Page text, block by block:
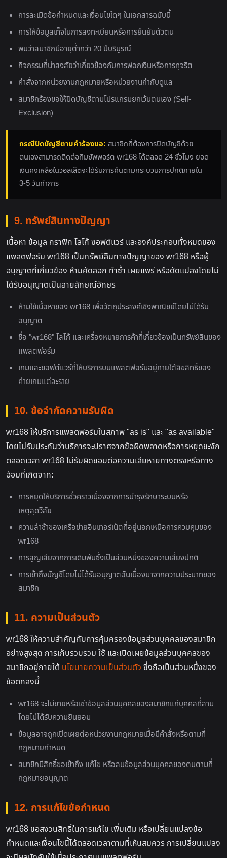
การละเมิดข้อกำหนดและเงื่อนไขใดๆ ในเอกสารฉบับนี้
การให้ข้อมูลเท็จในการลงทะเบียนหรือการยืนยันตัวตน
พบว่าสมาชิกมีอายุต่ำกว่า 20 ปีบริบูรณ์
กิจกรรมที่น่าสงสัยว่าเกี่ยวข้องกับการฟอกเงินหรือการทุจริต
คำสั่งจากหน่วยงานกฎหมายหรือหน่วยงานกำกับดูแล
สมาชิกร้องขอให้ปิดบัญชีตามโปรแกรมยกเว้นตนเอง (Self-
Exclusion)
กรณีปิดบัญชีตามคำร้องขอ: สมาชิกที่ต้องการปิดบัญชีด้วย
ตนเองสามารถติดต่อทีมซัพพอร์ต wr168 ได้ตลอด 24 ชั่วโมง ยอด
เงินคงเหลือในวอลเล็ตจะได้รับการคืนตามกระบวนการปกติภายใน
3-5 วันทำการ
9. ทรัพย์สินทางปัญญา
เนื้อหา ข้อมูล กราฟิก โลโก้ ซอฟต์แวร์ และองค์ประกอบทั้งหมดของ
แพลตฟอร์ม wr168 เป็นทรัพย์สินทางปัญญาของ wr168 หรือผู้
อนุญาตที่เกี่ยวข้อง ห้ามคัดลอก ทำซ้ำ เผยแพร่ หรือดัดแปลงโดยไม่
ได้รับอนุญาตเป็นลายลักษณ์อักษร
ห้ามใช้เนื้อหาของ wr168 เพื่อวัตถุประสงค์เชิงพาณิชย์โดยไม่ได้รับ
อนุญาต
ชื่อ "wr168" โลโก้ และเครื่องหมายการค้าที่เกี่ยวข้องเป็นทรัพย์สินของ
แพลตฟอร์ม
เกมและซอฟต์แวร์ที่ให้บริการบนแพลตฟอร์มอยู่ภายใต้ลิขสิทธิ์ของ
ค่ายเกมแต่ละราย
10. ข้อจำกัดความรับผิด
wr168 ให้บริการแพลตฟอร์มในสภาพ "as is" และ "as available"
โดยไม่รับประกันว่าบริการจะปราศจากข้อผิดพลาดหรือการหยุดชะงัก
ตลอดเวลา wr168 ไม่รับผิดชอบต่อความเสียหายทางตรงหรือทาง
อ้อมที่เกิดจาก:
การหยุดให้บริการชั่วคราวเนื่องจากการบำรุงรักษาระบบหรือ
เหตุสุดวิสัย
ความล่าช้าของเครือข่ายอินเทอร์เน็ตที่อยู่นอกเหนือการควบคุมของ
wr168
การสูญเสียจากการเดิมพันซึ่งเป็นส่วนหนึ่งของความเสี่ยงปกติ
การเข้าถึงบัญชีโดยไม่ได้รับอนุญาตอันเนื่องมาจากความประมาทของ
สมาชิก
11. ความเป็นส่วนตัว
wr168 ให้ความสำคัญกับการคุ้มครองข้อมูลส่วนบุคคลของสมาชิก
อย่างสูงสุด การเก็บรวบรวม ใช้ และเปิดเผยข้อมูลส่วนบุคคลของ
สมาชิกอยู่ภายใต้ นโยบายความเป็นส่วนตัวซึ่งถือเป็นส่วนหนึ่งของ
ข้อตกลงนี้
wr168 จะไม่ขายหรือเช่าข้อมูลส่วนบุคคลของสมาชิกแก่บุคคลที่สาม
โดยไม่ได้รับความยินยอม
ข้อมูลอาจถูกเปิดเผยต่อหน่วยงานกฎหมายเมื่อมีคำสั่งหรือตามที่
กฎหมายกำหนด
สมาชิกมีสิทธิ์ขอเข้าถึง แก้ไข หรือลบข้อมูลส่วนบุคคลของตนตามที่
กฎหมายอนุญาต
12. การแก้ไขข้อกำหนด
wr168 ขอสงวนสิทธิ์ในการแก้ไข เพิ่มเติม หรือเปลี่ยนแปลงข้อ
กำหนดและเงื่อนไขนี้ได้ตลอดเวลาตามที่เห็นสมควร การเปลี่ยนแปลง